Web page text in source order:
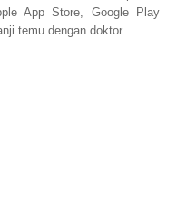
App Store, Google Play
temu dengan doktor.